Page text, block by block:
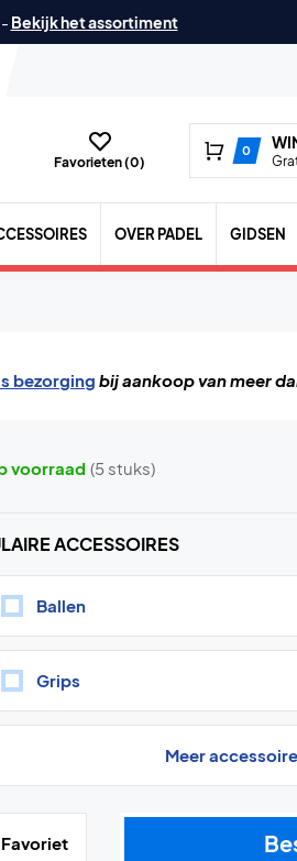
- Bekijk het assortiment
Favorieten (0)
0
OVER PADEL GIDSEN
bezorging bij aankoop van meer
voorraad (5 stuks)
ACCESSOIRES
Ballen
Grips
Meer
Favoriet